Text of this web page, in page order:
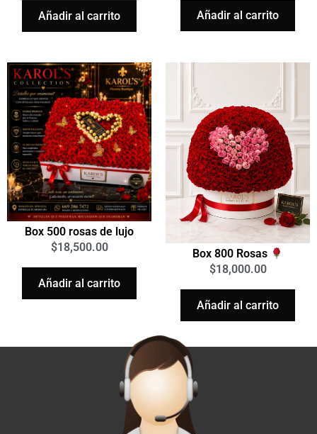
Añadir al carrito Añadir al carrito
Box 500 rosas de lujo
$18,500.00
Añadir al carrito
Box 800 Rosas
$18,000.00
Añadir al carrito